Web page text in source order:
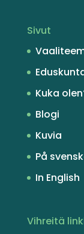
Sivut
Kuka
Blogi
Kuvia
På
In English
Vihreitä